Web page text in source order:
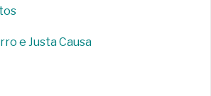
e Justa Causa